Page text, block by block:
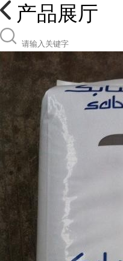
产品展厅